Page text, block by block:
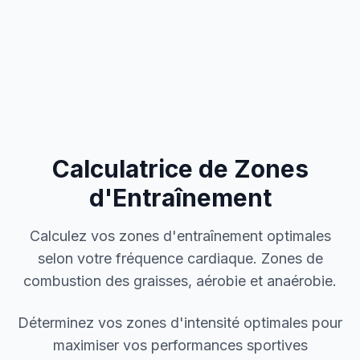
Calculatrice de Zones
d'Entraînement
Calculez vos zones d'entraînement optimales
selon votre fréquence cardiaque. Zones de
combustion des graisses, aérobie et anaérobie.
Déterminez vos zones d'intensité optimales pour
maximiser vos performances sportives